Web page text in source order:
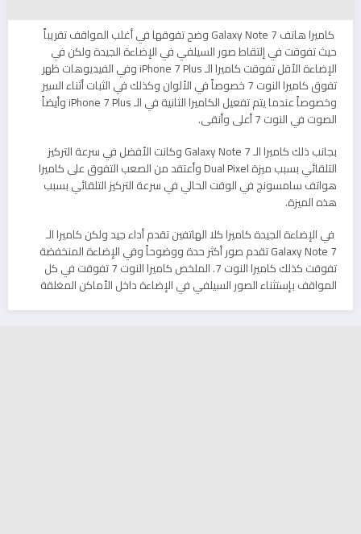
كاميرا هاتف Galaxy Note 7 وضح تفوقها في أغلب المواقف تقريباً
حيث تفوقت في إلتقاط صور السيلفي في الإضاءة الجيدة ولكن في
الإضاءة الأقل تفوقت كاميرا الـ iPhone 7 Plus وفي الفيديوهات ظهر
تفوق كاميرا النوت 7 خصوصاً في الألوان وكذلك في الثبات أثناء السير
وخصوصاً عندما يتم تفعيل الكاميرا الثانية في الـ iPhone 7 Plus وأيضاً
الصوت في النوت 7 أعلى وأنقى.
بجانب ذلك كاميرا الـ Galaxy Note 7 وكانت الأفضل في سرعة التركيز
التلقائي بسبب ميزة Dual Pixel وأعتقد من الصعب التفوق على كاميرا
هواتف سامسونج في الوقت الحالي في سرعة التركيز التلقائي بسبب
هذه الميزة.
في الإضاءة الجيدة كاميرا كلا الهاتفين تقدم أداء جيد ولكن كاميرا الـ
Galaxy Note 7 تقدم صور أكثر حدة ووضوحاً وفي الإضاءة المنخفضة
تفوقت كذلك كاميرا النوت 7. الملخص كاميرا النوت 7 تفوقت في كل
المواقف بإستثناء الصور السيلفي في الإضاءة داخل الأماكن المغلقة